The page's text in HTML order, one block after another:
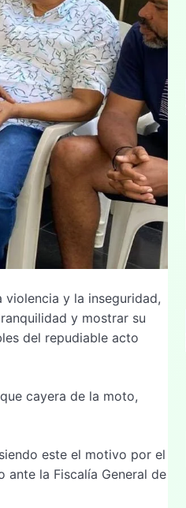
y la inseguridad,
y mostrar su
del repudiable acto
cayera de la moto,
este el motivo por el
la Fiscalía General de